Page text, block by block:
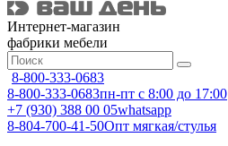
Интернет-магазин
фабрики мебели
8-800-333-0683
8-800-333-0683пн-пт с 8:00 до 17:00
+7 (930) 388 00 05whatsapp
8-804-700-41-50Опт мягкая/стулья